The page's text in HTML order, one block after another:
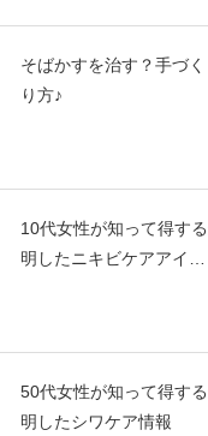
そばかすを治す？手づ
り方♪
10代女性が知って得す
明したニキビケアアイ…
50代女性が知って得す
明したシワケア情報